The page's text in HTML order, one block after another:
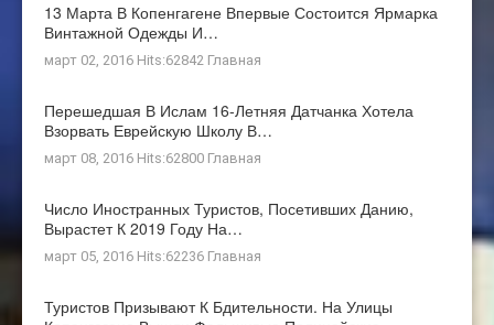
13 Марта В Копенгагене Впервые Состоится Ярмарка
Винтажной Одежды И…
март 02, 2016 Hits:62842 Главная
Перешедшая В Ислам 16-Летняя Датчанка Хотела
Взорвать Еврейскую Школу В…
март 08, 2016 Hits:62800 Главная
Число Иностранных Туристов, Посетивших Данию,
Вырастет К 2019 Году На…
март 05, 2016 Hits:62236 Главная
Туристов Призывают К Бдительности. На Улицы